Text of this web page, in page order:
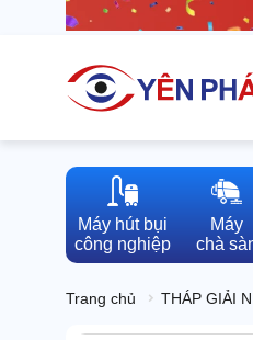
Máy hút bụi
công nghiệp
Máy
chà
Trang chủ THÁP GIẢI